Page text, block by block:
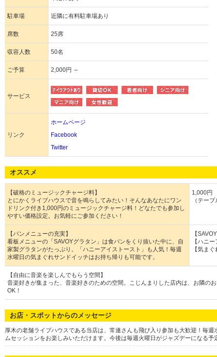
駐車場 近隣に有料駐車場あり
席数 25席
収容人数 50名
ご予算 2,000円 ～
サービス
リンク
ホームページ
Facebook
Twitter
オススメ
【破格のミュージックチャージ料】
とにかくライブハウスで音を鳴らしてみたい！そんなあなたにワン
ドリンク付き1,000円のミュージックチャージ料！どなたでも参加し
やすい価格設定。お気軽にご参加ください！
1,000円
（テー
【パンメニューの充実】
看板メニューの「SAVOYグラタン」は食パンをくり抜いた中に、自
家製グラタンがたっぷり。「ハニーアイストースト」も人気！毎週
水曜日の気まぐれサンドイッチはお持ち帰りも可能です。
【
【ハニ
【気ま
【自由に音楽を楽しんでもらう空間】
音楽好きが集まった、音楽好きのための空間。こじんまりした店内は、お隣の
OK！
お店・スポットからのメッセージ
厚木の老舗ライブハウスである当店は、常連さんも飛び入り参加も大歓迎！毎
ムセッションをお楽しみいただけます。今後は毎週火曜日がジャズデーになる